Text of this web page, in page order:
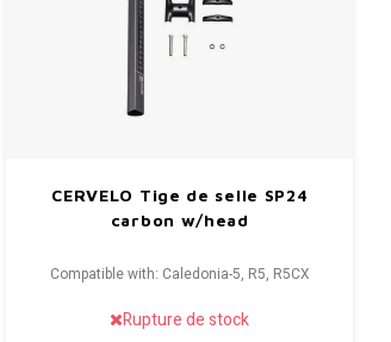
CERVELO Tige de selle SP24
carbon w/head
Compatible with: Caledonia-5, R5, R5CX
Rupture de stock